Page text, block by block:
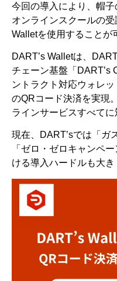
今回の導入により、帽子
オンラインスクールの
Walletを使用することが
DART’s Walletは、
チェーン基盤「DART’s
ントラクト対応ウォレ
のQRコード決済を実現
ラインサービスすべてに
現在、DART’sでは「ガ
「ゼロ・ゼロキャンペ
ける導入ハードルも大き